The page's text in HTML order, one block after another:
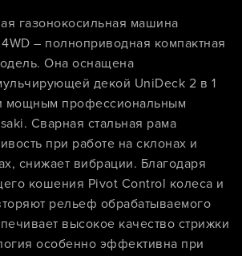
газонокосильная машина
– полноприводная компактная
Она оснащена
декой UniDeck 2 в 1
мощным профессиональным
Сварная стальная рама
при работе на склонах и
снижает вибрации. Благодаря
кошения Pivot Control колеса и
рельеф обрабатываемого
высокое качество стрижки
особенно эффективна при